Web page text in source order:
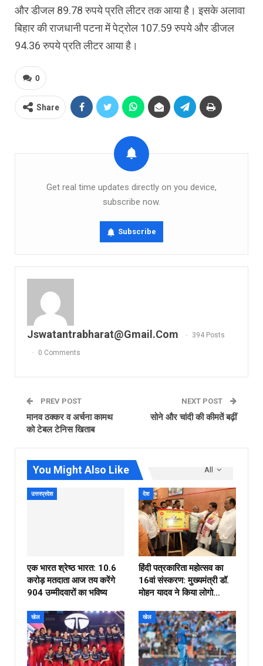
और डीजल 89.78 रुपये प्रति लीटर तक आया है। इसके अलावा
बिहार की राजधानी पटना में पेट्रोल 107.59 रुपये और डीजल
94.36 रुपये प्रति लीटर आया है।
0
Share
Get real time updates directly on you device,
subscribe now.
Subscribe
Jswatantrabharat@gmail.com 394 Posts
0 Comments
PREV POST
मानव ठक्कर व अर्चना कामथ
को टेबल टेनिस खिताब
NEXT POST
सोने और चांदी की कीमतें बढ़ीं
All
You Might Also Like
उत्तरप्रदेश
एक भारत श्रेष्ठ भारत: 10.6
करोड़ मतदाता आज तय करेंगे
904 उम्मीदवारों का भविष्य
देश
हिंदी पत्रकारिता महोत्सव का
16वां संस्करण: मुख्यमंत्री डॉ.
मोहन यादव ने किया लोगो…
खेल खेल